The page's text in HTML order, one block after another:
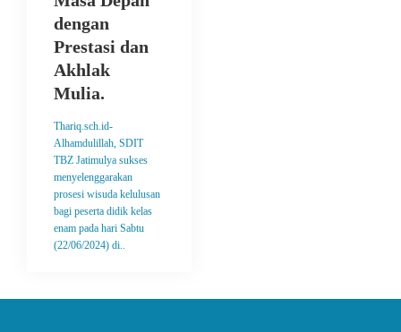
dengan
Prestasi dan
Akhlak
Mulia.
Thariq.sch.id-
Alhamdulillah, SDIT
TBZ Jatimulya sukses
menyelenggarakan
prosesi wisuda kelulusan
bagi peserta didik kelas
enam pada hari Sabtu
(22/06/2024) di..